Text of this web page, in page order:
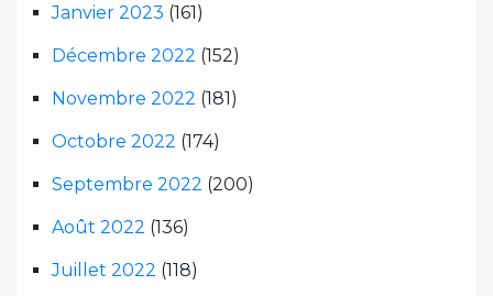
Janvier 2023 (161)
Décembre 2022 (152)
Novembre 2022 (181)
Octobre 2022 (174)
Septembre 2022 (200)
Août 2022 (136)
Juillet 2022 (118)